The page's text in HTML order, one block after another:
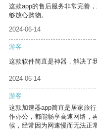
这款app的售后服务非常完善
够放心购物。
2024-06-14
游客
这款软件简直是神器，解决了
2024-06-14
游客
这款加速器app简直是居家旅
作办公，都能畅享高速网络，
候，经常因为网速慢而无法正